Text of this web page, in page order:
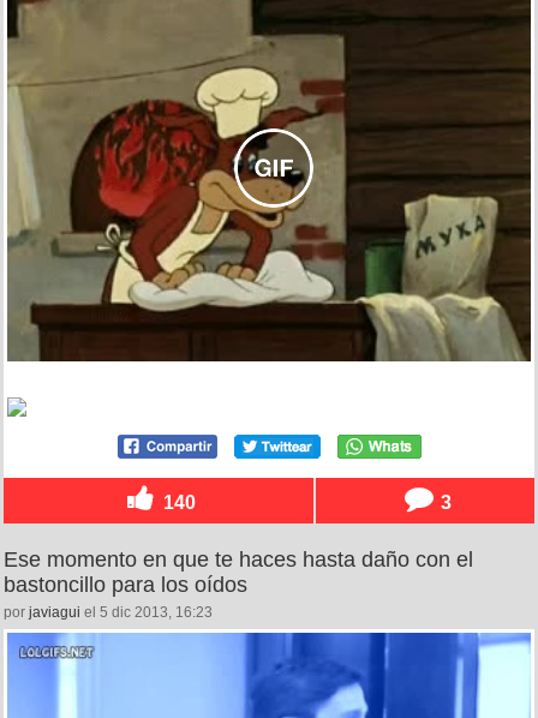
140 3
Ese momento en que te haces hasta daño con el
bastoncillo para los oídos
por javiagui el 5 dic 2013, 16:23